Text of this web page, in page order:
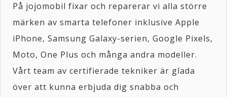
På jojomobil fixar och reparerar vi alla större
märken av smarta telefoner inklusive Apple
iPhone, Samsung Galaxy-serien, Google Pixels,
Moto, One Plus och många andra modeller.
Vårt team av certifierade tekniker är glada
över att kunna erbjuda dig snabba och